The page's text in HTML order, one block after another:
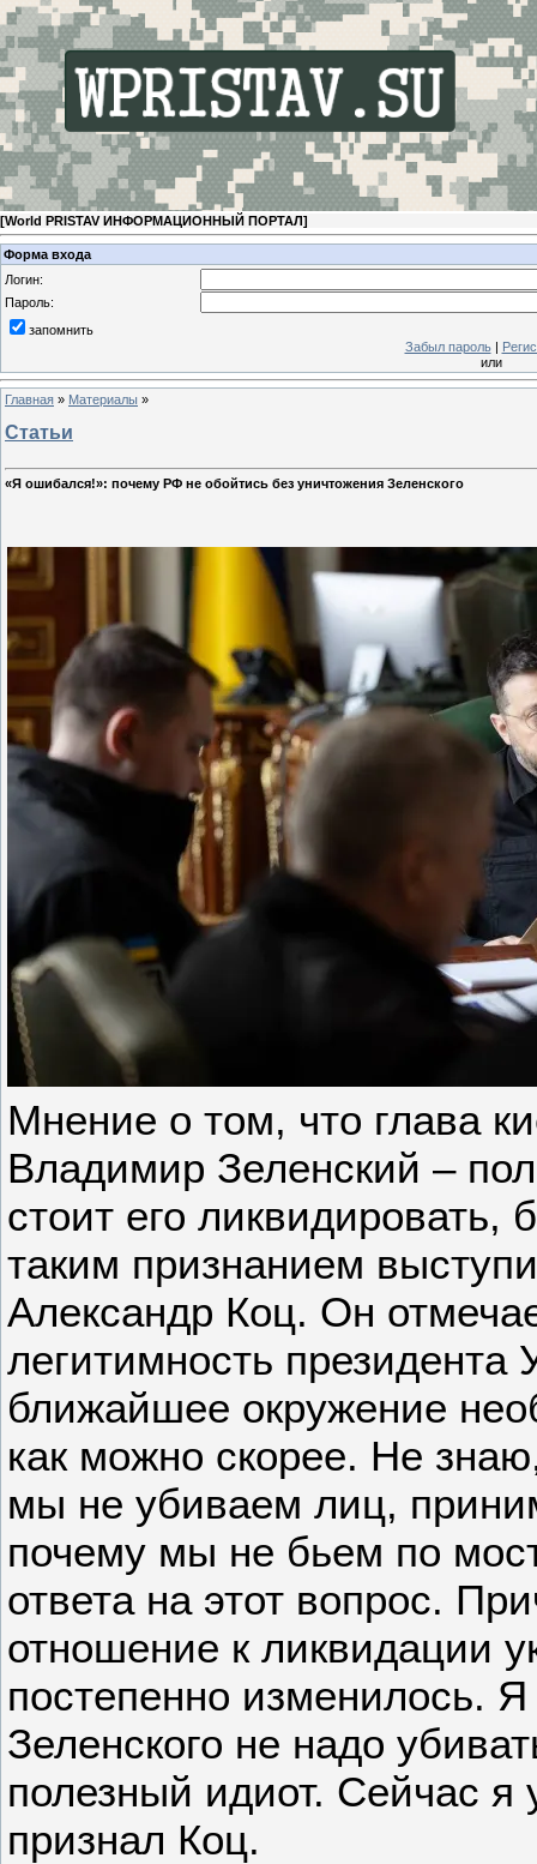
[World PRISTAV ИНФОРМАЦИОННЫЙ ПОРТАЛ]
Форма входа
Логин:
Пароль:
запомнить
Забыл пароль|
или
Главная » Материалы »
Статьи
«Я ошибался!»: почему РФ не обойтись без уничтожения Зеленского
Мнение о том, что глава
Владимир Зеленский –
стоит его
таким признанием
Александр Коц. Он
легитимность президента
ближайшее окружение
как можно скорее. Не
мы не убиваем лиц,
почему мы не бьем по
ответа на этот вопрос.
отношение к ликвидации
постепенно изменилось.
Зеленского не надо
полезный идиот. Сейчас я
признал Коц.